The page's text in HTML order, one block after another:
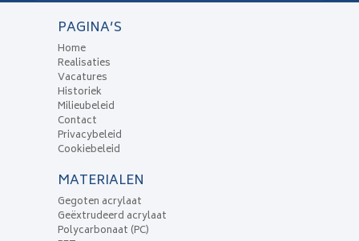
PAGINA’S
Home
Realisaties
Vacatures
Historiek
Milieubeleid
Contact
Privacybeleid
Cookiebeleid
MATERIALEN
Gegoten acrylaat
Geëxtrudeerd acrylaat
Polycarbonaat (PC)